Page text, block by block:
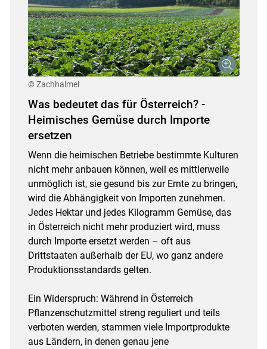
© Zachhalmel
Was bedeutet das für Österreich? -
Heimisches Gemüse durch Importe
ersetzen
Wenn die heimischen Betriebe bestimmte Kulturen
nicht mehr anbauen können, weil es mittlerweile
unmöglich ist, sie gesund bis zur Ernte zu bringen,
wird die Abhängigkeit von Importen zunehmen.
Jedes Hektar und jedes Kilogramm Gemüse, das
in Österreich nicht mehr produziert wird, muss
durch Importe ersetzt werden – oft aus
Drittstaaten außerhalb der EU, wo ganz andere
Produktionsstandards gelten.
Ein Widerspruch: Während in Österreich
Pflanzenschutzmittel streng reguliert und teils
verboten werden, stammen viele Importprodukte
aus Ländern, in denen genau jene